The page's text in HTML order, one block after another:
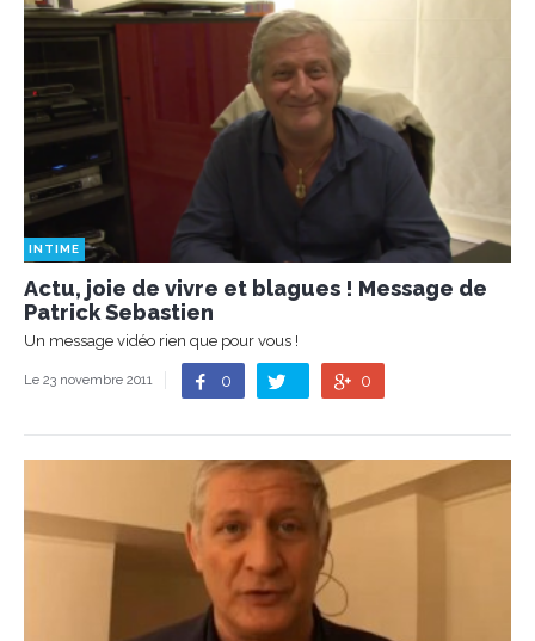
INTIME
Actu, joie de vivre et blagues ! Message de
Patrick Sebastien
Un message vidéo rien que pour vous !
Le 23 novembre 2011 0 0